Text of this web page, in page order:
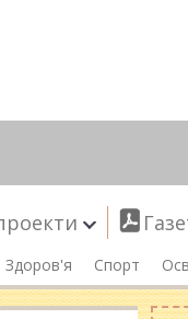
Здоров'я Спорт